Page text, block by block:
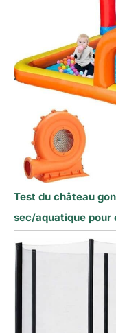
Test du château
sec/aquatique pour